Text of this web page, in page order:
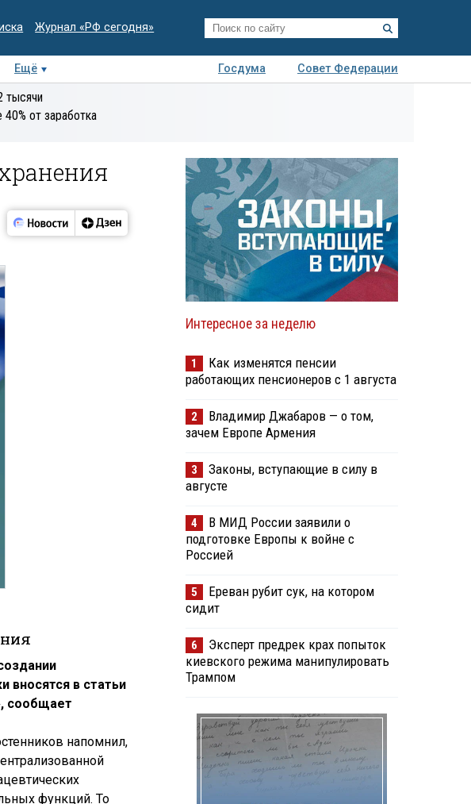
Журнал «РФ сегодня»
Ещё Госдума
Совет Федерации
экспертиза
тысячи
от заработка
вносятся в статьи
сообщает
напомнил,
функций. То
Интересное за неделю
1
Как изменятся пенсии
работающих пенсионеров с 1 августа
2
Владимир Джабаров — о том,
зачем Европе Армения
3
Законы, вступающие в силу в
августе
4
В МИД России заявили о
подготовке Европы к войне с
Россией
5
Ереван рубит сук, на котором
сидит
6
Эксперт предрек крах попыток
киевского режима манипулировать
Трампом